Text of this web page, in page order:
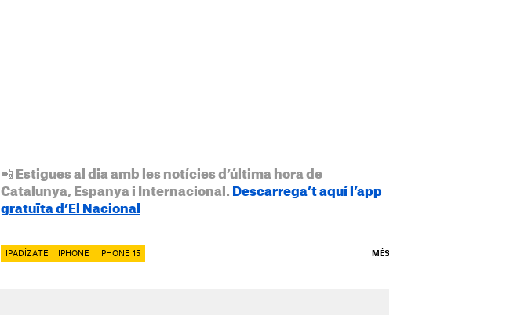
📲 Estigues al dia amb les notícies d’última hora de
Catalunya, Espanya i Internacional. Descarrega’t aquí l’app
gratuïta d’El Nacional
IPADÍZATE IPHONE IPHONE 15 MÉS